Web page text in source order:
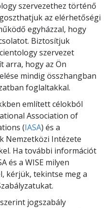
szervezethez történő
az elérhetőségi
egyházzal, hogy
Biztosítjuk
szervezet
arra, hogy az Ön
mindig összhangban
foglaltakkal.
említett célokból
Association of
(IASA) és a
Nemzetközi Intézete
Ha további információt
és a WISE milyen
kérjük, tekintse meg a
jogszabály